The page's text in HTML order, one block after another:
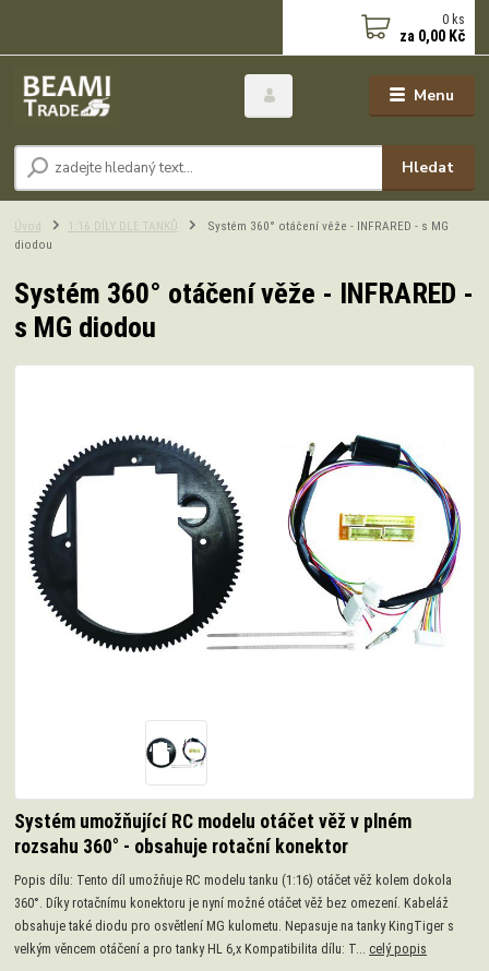
Menu
Hledat
0 ks
za 0,00 Kč
Úvod 1:16 DÍLY DLE TANKŮ
Systém 360° otáčení věže - INFRARED - s MG
diodou
Systém 360° otáčení věže - INFRARED -
s MG diodou
Systém umožňující RC modelu otáčet věž v plném
rozsahu 360° - obsahuje rotační konektor
Popis dílu: Tento díl umožňuje RC modelu tanku (1:16) otáčet věž kolem dokola
360°. Díky rotačnímu konektoru je nyní možné otáčet věž bez omezení. Kabeláž
obsahuje také diodu pro osvětlení MG kulometu. Nepasuje na tanky KingTiger s
velkým věncem otáčení a pro tanky HL 6,x Kompatibilita dílu: T... celý popis